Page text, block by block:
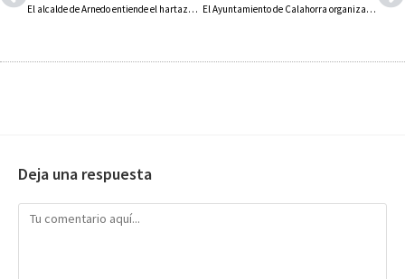
El alcalde de Arnedo entiende el hartazgo pero cree necesarias las medidas en La Rioja para frenar la tercera ola de Covid-19 El Ayuntamiento de Calahorra organizará concursos de Carnaval «on line» individuales y para familias
Deja una respuesta